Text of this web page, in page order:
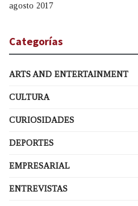
agosto 2017
Categorías
ARTS AND ENTERTAINMENT
CULTURA
CURIOSIDADES
DEPORTES
EMPRESARIAL
ENTREVISTAS